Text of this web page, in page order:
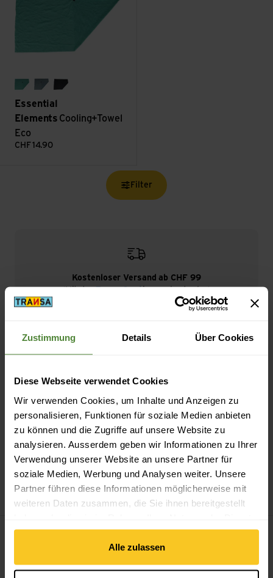
Zustimmung Details Über Cookies
Diese Webseite verwendet Cookies
Wir verwenden Cookies, um Inhalte und Anzeigen zu
personalisieren, Funktionen für soziale Medien anbieten
zu können und die Zugriffe auf unsere Website zu
analysieren. Ausserdem geben wir Informationen zu Ihrer
Verwendung unserer Website an unsere Partner für
soziale Medien, Werbung und Analysen weiter. Unsere
Partner führen diese Informationen möglicherweise mit
weiteren Daten zusammen, die Sie ihnen bereitgestellt
gesammelt haben.
Alle zulassen
fresh mint
frosty blue
black as night
Essential
Elements Cooling+Towel
Eco
CHF 14.90
Filter
Kostenloser Versand ab CHF 99
Sicheres Bezahlen mit Twint, Kreditkarte und mehr.
14-Tage Widerrufsrecht